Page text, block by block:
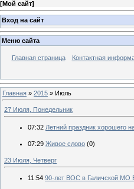
[Мой сайт]
Вход на сайт
Меню сайта
Главная страница Контактная
Главная » 2015 » Июль
27 Июля, Понедельник
07:32 Летний праздник хорошего
07:29 Живое слово (0)
23 Июля, Четверг
11:54 90-лет ВОС в Галичской МО